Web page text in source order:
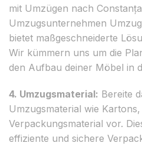
mit Umzügen nach
Umzugsunternehmen
bietet maßgeschneiderte
Wir kümmern uns um die
den Aufbau deiner Möbel in
4. Umzugsmaterial: Bereite
Umzugsmaterial wie
Verpackungsmaterial vor.
effiziente und sichere